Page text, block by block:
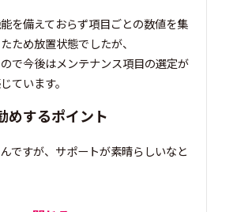
を備えておらず項目ごとの数値を集
ため放置状態でしたが、
で今後はメンテナンス項目の選定が
ています。
めするポイント
ですが、サポートが素晴らしいなと